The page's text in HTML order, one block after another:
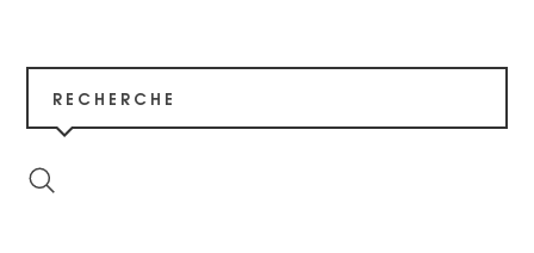
RECHERCHE